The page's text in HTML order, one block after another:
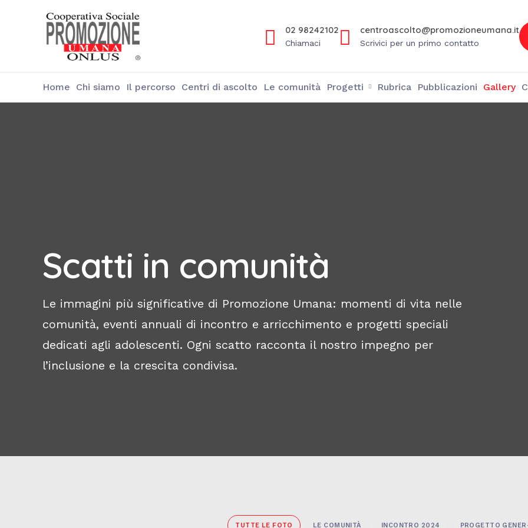
02 98242102
Chiamaci
centroascolto@promozioneumana.it
Scrivici per un primo contatto
Home Chi siamo Il percorso Centri di ascolto Le comunità Progetti Rubrica Pubblicazioni Gallery
Scatti in comunità
Le immagini più significative di Promozione Umana: momenti di vita nelle
comunità, eventi annuali di incontro e arricchimento e progetti speciali
dedicati agli adolescenti. Ogni scatto racconta il nostro impegno per
l’inclusione e la crescita condivisa.
TUTTE LE FOTO LE COMUNITÀ INCONTRO 2024 PROGETTO